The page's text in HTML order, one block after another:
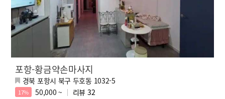
포항-황금약손마사지
경북 포항시 북구 두호동 1032-5
17% 50,000 ~ 리뷰 32